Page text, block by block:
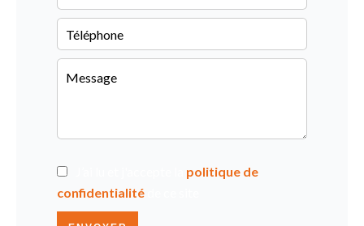
politique de
confidentialité